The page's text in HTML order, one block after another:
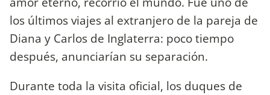
los últimos viajes al extranjero de la pareja de
Diana y Carlos de Inglaterra: poco tiempo
después, anunciarían su separación.
Durante toda la visita oficial, los duques de